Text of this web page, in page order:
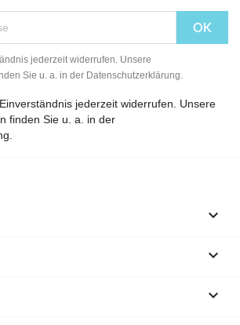
jederzeit widerrufen. Unsere
Sie u. a. in der Datenschutzerklärung.
jederzeit widerrufen. Unsere
finden Sie u. a. in der


